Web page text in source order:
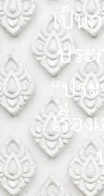
เป็น
ประ
“ปร
เรื่อ